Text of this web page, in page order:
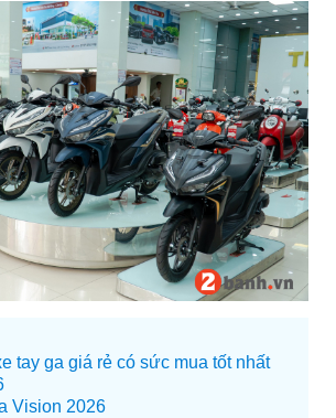
tay ga giá rẻ có sức mua tốt nhất
Vision 2026